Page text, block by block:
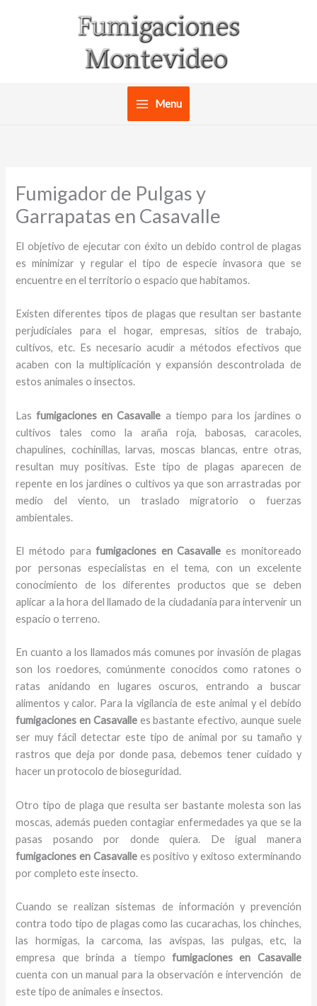
Menu
Fumigador de Pulgas y
Garrapatas en Casavalle
El objetivo de ejecutar con éxito un debido control de plagas
es minimizar y regular el tipo de especie invasora que se
encuentre en el territorio o espacio que habitamos.
Existen diferentes tipos de plagas que resultan ser bastante
perjudiciales para el hogar, empresas, sitios de trabajo,
cultivos, etc. Es necesario acudir a métodos efectivos que
acaben con la multiplicación y expansión descontrolada de
estos animales o insectos.
Lasfumigaciones en Casavalle a tiempo para los jardines o
cultivos tales como la araña roja, babosas, caracoles,
chapulines, cochinillas, larvas, moscas blancas, entre otras,
resultan muy positivas. Este tipo de plagas aparecen de
repente en los jardines o cultivos ya que son arrastradas por
medio del viento, un traslado migratorio o fuerzas
ambientales.
El método parafumigaciones en Casavalle es monitoreado
por personas especialistas en el tema, con un excelente
conocimiento de los diferentes productos que se deben
aplicar a la hora del llamado de la ciudadanía para intervenir un
espacio o terreno.
En cuanto a los llamados más comunes por invasión de plagas
son los roedores, comúnmente conocidos como ratones o
ratas anidando en lugares oscuros, entrando a buscar
alimentos y calor. Para la vigilancia de este animal y el debido
fumigaciones en Casavalle es bastante efectivo, aunque suele
ser muy fácil detectar este tipo de animal por su tamaño y
rastros que deja por donde pasa, debemos tener cuidado y
hacer un protocolo de bioseguridad.
Otro tipo de plaga que resulta ser bastante molesta son las
moscas, además pueden contagiar enfermedades ya que se la
pasas posando por donde quiera. De igual manera
fumigaciones en Casavallees positivo y exitoso exterminando
por completo este insecto.
Cuando se realizan sistemas de información y prevención
contra todo tipo de plagas como las cucarachas, los chinches,
las hormigas, la carcoma, las avispas, las pulgas, etc, la
empresa que brinda a tiempo fumigacionesen Casavalle
cuenta con un manual para la observación e intervención de
este tipo de animales e insectos.